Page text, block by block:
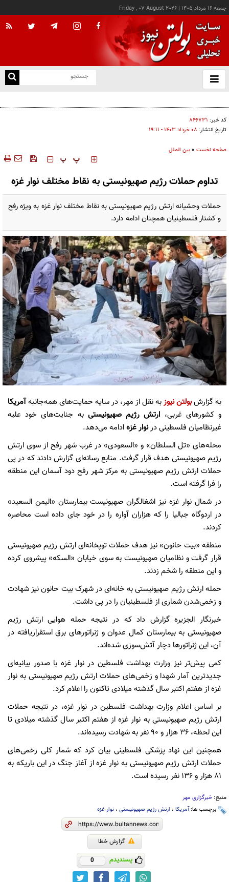
جمعه ۱۶ مرداد ۱۴۰۵ |
Friday , 07 August 2026
باز
و
کد خبر: ۸۴۶۷۳۱
تاریخ انتشار: ۰۸ خرداد ۱۴۰۳ - ۱۹:۱۱
صفحه نخست »بین الملل
‍‍‍ پ پ
تداوم حملات رژیم صهیونیستی به نقاط مختلف نوار غزه
حملات وحشیانه ارتش رژیم صهیونیستی به نقاط مختلف نوار غزه به ویژه رفح
و کشتار فلسطینیان همچنان ادامه دارد.
به گزارشبولتن نیوزبه نقل از مهر، در سایه حمایت‌های همه‌جانبهآمریکا
و کشورهای غربی، ارتش رژیم صهیونیستی به جنایت‌های خود علیه
غیرنظامیان فلسطینی درنوار غزهادامه می‌دهد.
محله‌های «تل السلطان» و «السعودی» در غرب شهر رفح از سوی ارتش
رژیم صهیونیستی هدف قرار گرفت. منابع رسانه‌ای گزارش دادند که در پی
حملات ارتش رژیم صهیونیستی به مرکز شهر رفح دود آسمان این منطقه
را فرا گرفته است.
در شمال نوار غزه نیز اشغالگران صهیونیست بیمارستان «الیمن السعید»
در اردوگاه جبالیا را که هزاران آواره را در خود جای داده است محاصره
کردند.
منطقه «بیت حانون» نیز هدف حملات توپخانه‌ای ارتش رژیم صهیونیستی
قرار گرفت و نظامیان صهیونیست به سوی خیابان «السکه» پیشروی کرده
و این منطقه را شخم زدند.
حمله ارتش رژیم صهیونیستی به خانه‌ای در شهرک بیت حانون نیز شهادت
و زخمی‌شدن شماری از فلسطینیان را در پی داشت.
خبرنگار الجزیره گزارش داد که در نتیجه حمله هوایی ارتش رژیم
صهیونیستی به بیمارستان کمال عدوان و ژنراتورهای برق استقراریافته در
آن، این ژنراتورها دچار آتش‌سوزی شده‌اند.
کمی پیش‌تر نیز وزارت بهداشت فلسطین در نوار غزه با صدور بیانیه‌ای
جدیدترین آمار شهدا و زخمی‌های حملات ارتش رژیم صهیونیستی به نوار
غزه از هفتم اکتبر سال گذشته میلادی تاکنون را اعلام کرد.
بر اساس اعلام وزارت بهداشت فلسطین در نوار غزه، در نتیجه حملات
ارتش رژیم صهیونیستی به نوار غزه از هفتم اکتبر سال گذشته میلادی تا
این لحظه، ۳۶ هزار و ۹۰ نفر به شهادت رسیده‌اند.
همچنین این نهاد پزشکی فلسطینی بیان کرد که شمار کلی زخمی‌های
حملات ارتش رژیم صهیونیستی به نوار غزه از آغاز جنگ در این باریکه به
۸۱ هزار و ۱۳۶ نفر رسیده است.
منبع: خبرگزاری مهر
برچسب ها:آمریکا ، ارتش رژیم صهیونیستی ، نوار غزه
گزارش خطا
پسندیدم 0